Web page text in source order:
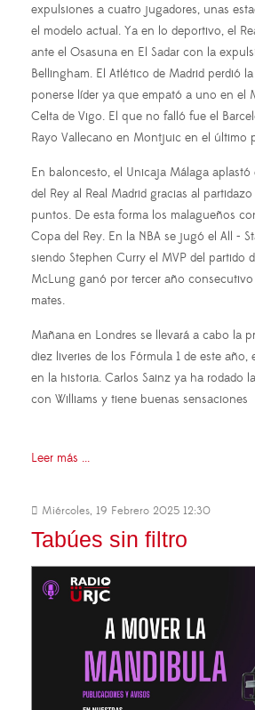
expulsiones a cuatro jugadores, unas
el modelo actual. Ya en lo deportivo, el
ante el Osasuna en El Sadar con la
Bellingham. El Atlético de Madrid perdió
ponerse líder ya que empató a uno en el
Celta de Vigo. El que no falló fue el
Rayo Vallecano en Montjuic en el último
En baloncesto, el Unicaja Málaga
del Rey al Real Madrid gracias al
puntos. De esta forma los malagueños
Copa del Rey. En la NBA se jugó el All -
siendo Stephen Curry el MVP del partido
McLung ganó por tercer año
mates.
Mañana en Londres se llevará a cabo la
diez liveries de los Fórmula 1 de este
en la historia. Carlos Sainz ya ha rodado
con Williams y tiene buenas sensaciones
Leer más ...
Miércoles, 19 Febrero 2025 12:30
Tabúes sin filtro